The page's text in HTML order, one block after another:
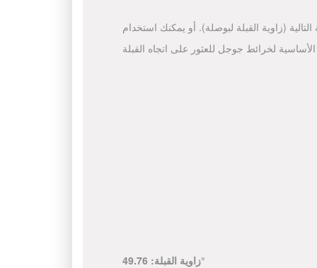
(زاوية القبلة لبوصلة). أو يمكنك استخدام
زاوية القبلة:49.76°